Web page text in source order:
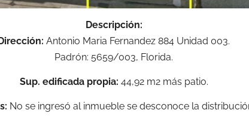
Descripción:
Dirección: Antonio Maria Fernandez 884 Unidad 003.
Padrón: 5659/003, Florida.
Sup. edificada propia: 44,92 m2 más patio.
No se ingresó al inmueble se desconoce la